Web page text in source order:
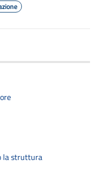
la struttura